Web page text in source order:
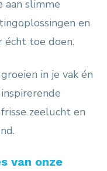
slimme
en
écht toe doen.
in je vak én
zeelucht en
van onze